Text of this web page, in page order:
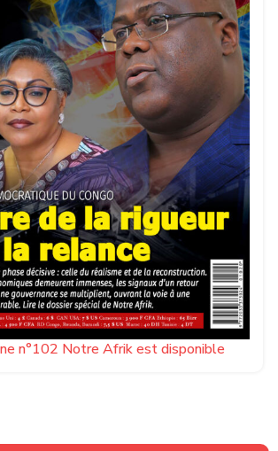
n°102 Notre Afrik est disponible